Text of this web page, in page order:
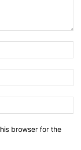
browser for the